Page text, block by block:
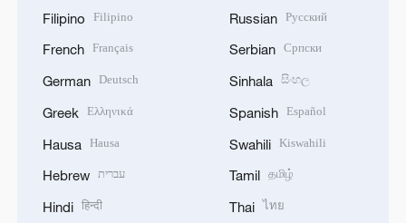
Filipino Filipino
French Français
German Deutsch
Greek Ελληνικά
Hausa Hausa
Hebrew עברית
Hindi हिन्दी
Russian Русский
Serbian Српски
Sinhala සිංහල
Spanish Español
Swahili Kiswahili
Tamil தமிழ்
Thai ไทย